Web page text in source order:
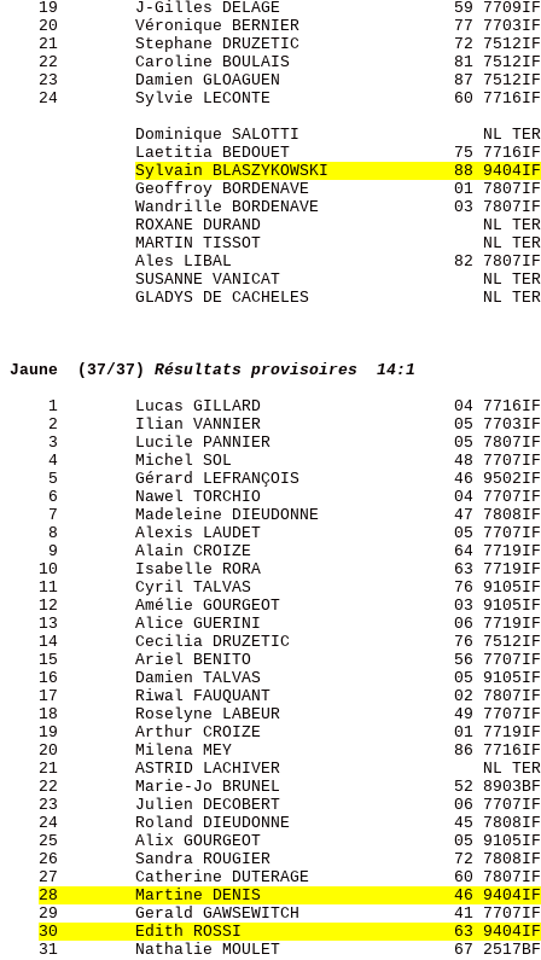
19        J-Gilles DELAGE                  59
20        Véronique BERNIER                77
21        Stephane DRUZETIC                72
22        Caroline BOULAIS                 81
23        Damien GLOAGUEN                  87
24        Sylvie LECONTE                   60
Dominique SALOTTI
Laetitia BEDOUET                 75
Sylvain BLASZYKOWSKI             88
Geoffroy BORDENAVE               01
Wandrille BORDENAVE              03
ROXANE DURAND
MARTIN TISSOT
Ales LIBAL                       82
SUSANNE VANICAT
GLADYS DE CACHELES
Jaune  (37/37)
Résultats provisoires  14:1
1        Lucas GILLARD                    04
2        Ilian VANNIER                    05
3        Lucile PANNIER                   05
4        Michel SOL                       48
5        Gérard LEFRANÇOIS                46
6        Nawel TORCHIO                    04
7        Madeleine DIEUDONNE              47
8        Alexis LAUDET                    05
9        Alain CROIZE                     64
10        Isabelle RORA                    63
11        Cyril TALVAS                     76
12        Amélie GOURGEOT                  03
13        Alice GUERINI                    06
14        Cecilia DRUZETIC                 76
15        Ariel BENITO                     56
16        Damien TALVAS                    05
17        Riwal FAUQUANT                   02
18        Roselyne LABEUR                  49
19        Arthur CROIZE                    01
20        Milena MEY                       86
21        ASTRID LACHIVER                     NL
22        Marie-Jo BRUNEL                  52
23        Julien DECOBERT                  06
24        Roland DIEUDONNE                 45
25        Alix GOURGEOT                    05
26        Sandra ROUGIER                   72
27        Catherine DUTERAGE               60
28        Martine DENIS                    46
29        Gerald GAWSEWITCH                41
30        Edith ROSSI                      63
31        Nathalie MOULET                  67